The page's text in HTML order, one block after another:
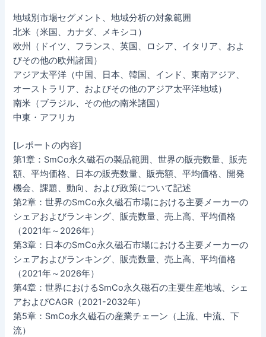
地域別市場セグメント、地域分析の対象範囲
北米（米国、カナダ、メキシコ）
欧州（ドイツ、フランス、英国、ロシア、イタリア、およ
びその他の欧州諸国）
アジア太平洋（中国、日本、韓国、インド、東南アジア、
オーストラリア、およびその他のアジア太平洋地域）
南米（ブラジル、その他の南米諸国）
中東・アフリカ
[レポートの内容]
第1章：SmCo永久磁石の製品範囲、世界の販売数量、販売
額、平均価格、日本の販売数量、販売額、平均価格、開発
機会、課題、動向、および政策について記述
第2章：世界のSmCo永久磁石市場における主要メーカーの
シェアおよびランキング、販売数量、売上高、平均価格
（2021年～2026年）
第3章：日本のSmCo永久磁石市場における主要メーカーの
シェアおよびランキング、販売数量、売上高、平均価格
（2021年～2026年）
第4章：世界におけるSmCo永久磁石の主要生産地域、シェ
アおよびCAGR（2021-2032年）
第5章：SmCo永久磁石の産業チェーン（上流、中流、下
流）